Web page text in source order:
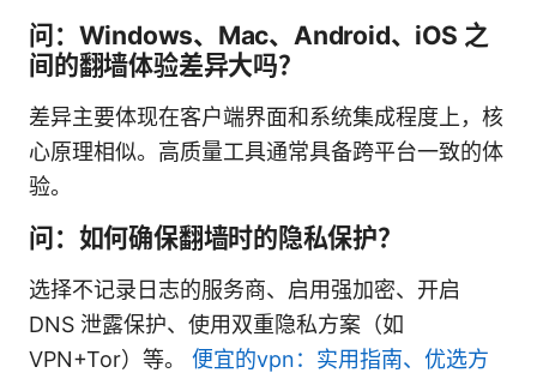
问：Windows、Mac、Android、iOS 之
间的翻墙体验差异大吗？
差异主要体现在客户端界面和系统集成程度上，核
心原理相似。高质量工具通常具备跨平台一致的体
验。
问：如何确保翻墙时的隐私保护？
选择不记录日志的服务商、启用强加密、开启
DNS 泄露保护、使用双重隐私方案（如
VPN+Tor）等。 便宜的vpn：实用指南、优选方